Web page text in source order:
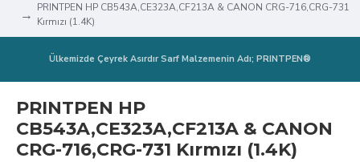
PRINTPEN HP CB543A,CE323A,CF213A & CANON CRG-716,CRG-731
Kırmızı (1.4K)
Ülkemizde Çeyrek Asırdır Sarf Malzemenin Adı; PRINTPEN®
PRINTPEN HP
CB543A,CE323A,CF213A & CANON
CRG-716,CRG-731 Kırmızı (1.4K)